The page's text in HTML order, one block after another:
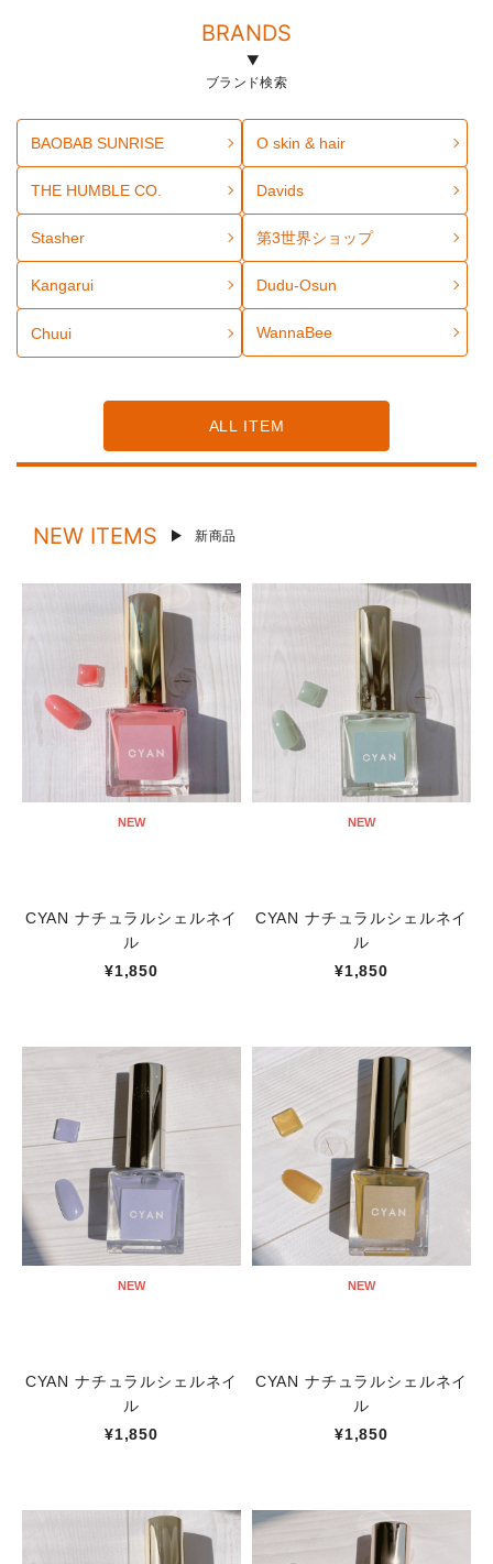
BRANDS
ブランド検索
BAOBAB SUNRISE O skin & hair
THE HUMBLE CO. Davids
Stasher 第3世界ショップ
Kangarui Dudu-Osun
Chuui WannaBee
ALL ITEM
NEW ITEMS 新商品
NEW
CYAN ナチュラルシェルネイ
ル
¥1,850
NEW
CYAN ナチュラルシェルネイ
ル
¥1,850
NEW
CYAN ナチュラルシェルネイ
ル
¥1,850
NEW
CYAN ナチュラルシェルネイ
ル
¥1,850